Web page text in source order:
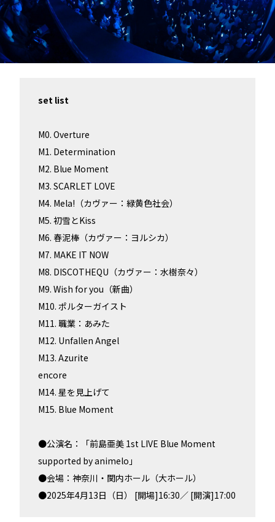
set list
M0. Overture
M1. Determination
M2. Blue Moment
M3. SCARLET LOVE
M4. Mela!（カヴァー：緑黄色社会）
M5. 初雪とKiss
M6. 春泥棒（カヴァー：ヨルシカ）
M7. MAKE IT NOW
M8. DISCOTHEQU（カヴァー：水樹奈々）
M9. Wish for you（新曲）
M10. ポルターガイスト
M11. 職業：あみた
M12. Unfallen Angel
M13. Azurite
encore
M14. 星を見上げて
M15. Blue Moment
●公演名：「前島亜美 1st LIVE Blue Moment
supported by animelo」
●会場：神奈川・関内ホール（大ホール）
●2025年4月13日（日） [開場]16:30／ [開演]17:00